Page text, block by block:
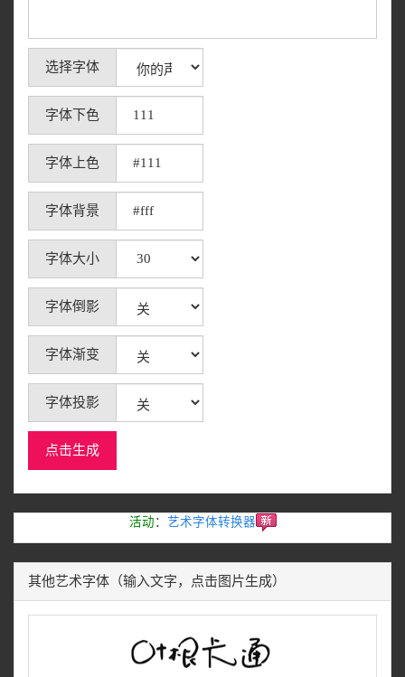
选择字体
字体下色
字体上色
字体背景
字体大小
字体倒影
字体渐变
字体投影
点击生成
活动 ： 艺术字体转换器
其他艺术字体（输入文字，点击图片生成）